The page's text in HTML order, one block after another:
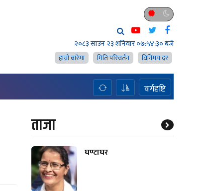
२०८३ साउन २३ शनिवार०७:५४:३१ बजे
हाम्राे बारेमा
मिति परिवर्तन विनिमय दर
वर्गदृष्टि
ताजा
घण्टाघर